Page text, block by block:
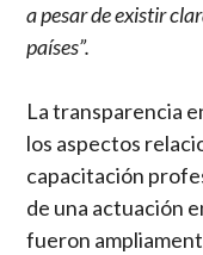
a pesar de existir
países”.
La transparencia
los aspectos
capacitación
de una actuación
fueron